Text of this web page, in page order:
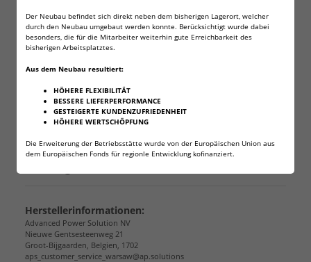
Der Neubau befindet sich direkt neben dem bisherigen Lagerort, welcher
durch den Neubau umgebaut werden konnte. Berücksichtigt wurde dabei
besonders, die für die Mitarbeiter weiterhin gute Erreichbarkeit des
bisherigen Arbeitsplatztes.
Aus dem Neubau resultiert:
HÖHERE FLEXIBILITÄT
BESSERE LIEFERPERFORMANCE
GESTEIGERTE KUNDENZUFRIEDENHEIT
HÖHERE WERTSCHÖPFUNG
Die Erweiterung der Betriebsstätte wurde von der Europäischen Union aus
dem Europäischen Fonds für regionle Entwicklung kofinanziert.
Diese Zellen finden z.B. auch Verwendung in:
Analog- und Digitalkammeras!
Taschenlampen etc
Herstellerinformationen:
Advanced Power Solution NV
Nieuwe Gentsesteenweg 21
Groot-Bijgaarden, Belgien, 1702
aps_customer_service_warsaw@ap.solutions